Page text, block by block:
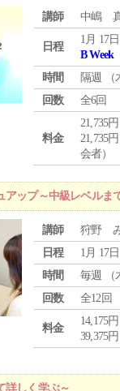
講師 中嶋
日程
1月 17
B Week
時間
隔週 （
回数
全6回
料金
21,735円
21,735
会者）
アップ～中級レベルま
講師
狩野
日程
1月 17
時間
毎週 （
回数
全12回
料金
14,175
39,375
しく学ぶ～